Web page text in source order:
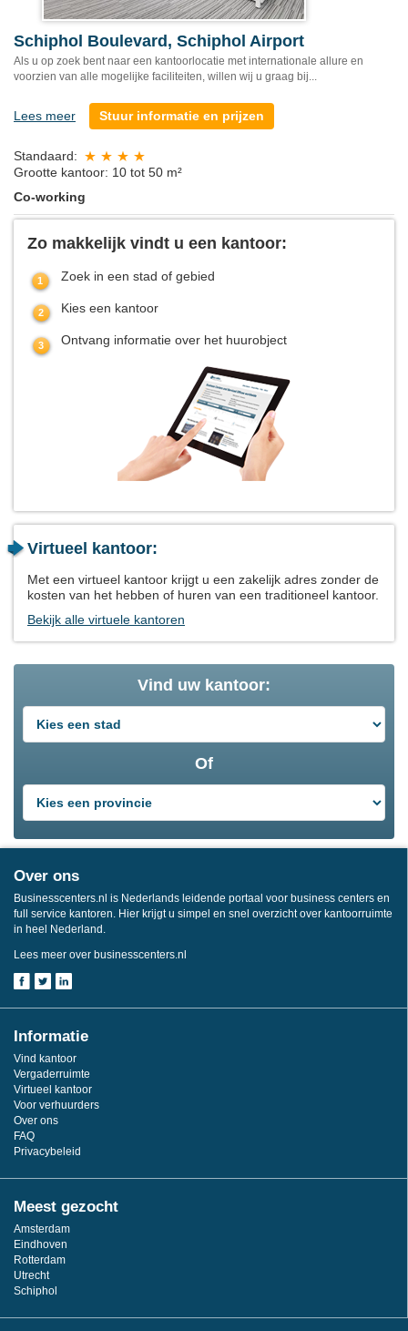
Schiphol Boulevard, Schiphol Airport
Als u op zoek bent naar een kantoorlocatie met internationale allure en
voorzien van alle mogelijke faciliteiten, willen wij u graag bij...
Lees meer Stuur informatie en prijzen
Standaard:
Grootte kantoor: 10 tot 50 m²
Co-working
Zo makkelijk vindt u een kantoor:
Zoek in een stad of gebied
Kies een kantoor
Ontvang informatie over het huurobject
Virtueel kantoor:
Met een virtueel kantoor krijgt u een zakelijk adres zonder de
kosten van het hebben of huren van een traditioneel kantoor.
Bekijk alle virtuele kantoren
Vind uw kantoor:
Of
Over ons
Businesscenters.nl is Nederlands leidende portaal voor business centers en
full service kantoren. Hier krijgt u simpel en snel overzicht over kantoorruimte
in heel Nederland.
Lees meer over businesscenters.nl
Informatie
Vind kantoor
Vergaderruimte
Virtueel kantoor
Voor verhuurders
Over ons
FAQ
Privacybeleid
Meest gezocht
Amsterdam
Eindhoven
Rotterdam
Utrecht
Schiphol